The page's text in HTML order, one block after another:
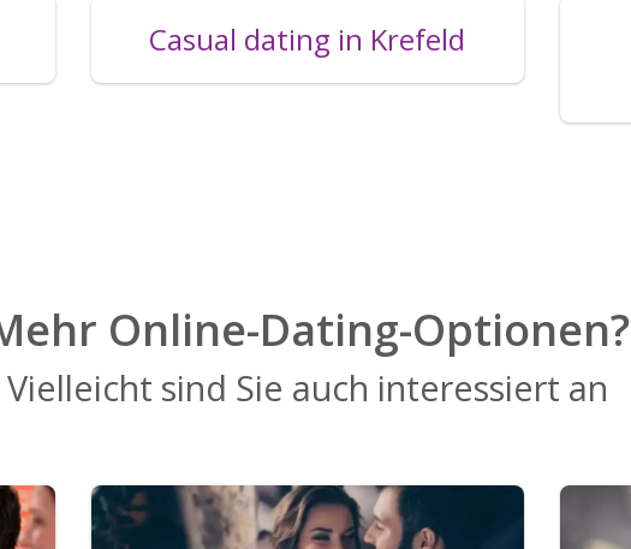
Casual dating in Krefeld
Online-Dating-Optionen?
Vielleicht sind Sie auch interessiert an